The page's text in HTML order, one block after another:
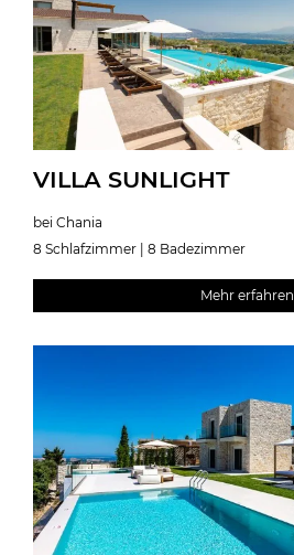
VILLA SUNLIGHT
bei Chania
8 Schlafzimmer | 8 Badezimmer
Mehr erfahren